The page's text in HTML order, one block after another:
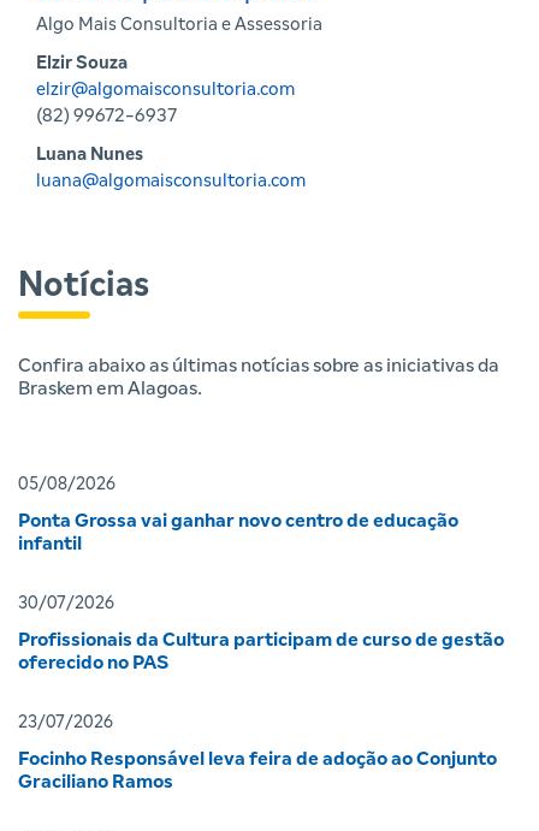
Algo Mais Consultoria e Assessoria
Elzir Souza
elzir@algomaisconsultoria.com
(82) 99672-6937
Luana Nunes
luana@algomaisconsultoria.com
Notícias
Confira abaixo as últimas notícias sobre as iniciativas da
Braskem em Alagoas.
05/08/2026
Ponta Grossa vai ganhar novo centro de educação
infantil
30/07/2026
Profissionais da Cultura participam de curso de gestão
oferecido no PAS
23/07/2026
Focinho Responsável leva feira de adoção ao Conjunto
Graciliano Ramos